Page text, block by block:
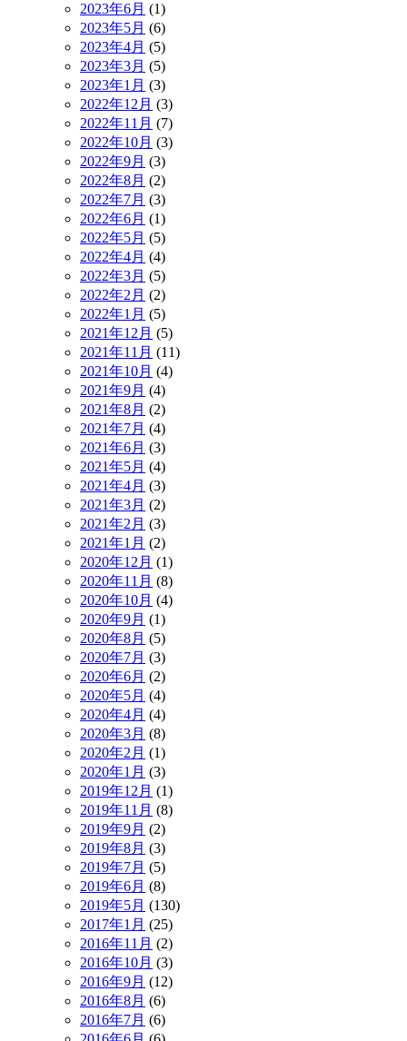
2023年6月 (1)
2023年5月 (6)
2023年4月 (5)
2023年3月 (5)
2023年1月 (3)
2022年12月 (3)
2022年11月 (7)
2022年10月 (3)
2022年9月 (3)
2022年8月 (2)
2022年7月 (3)
2022年6月 (1)
2022年5月 (5)
2022年4月 (4)
2022年3月 (5)
2022年2月 (2)
2022年1月 (5)
2021年12月 (5)
2021年11月 (11)
2021年10月 (4)
2021年9月 (4)
2021年8月 (2)
2021年7月 (4)
2021年6月 (3)
2021年5月 (4)
2021年4月 (3)
2021年3月 (2)
2021年2月 (3)
2021年1月 (2)
2020年12月 (1)
2020年11月 (8)
2020年10月 (4)
2020年9月 (1)
2020年8月 (5)
2020年7月 (3)
2020年6月 (2)
2020年5月 (4)
2020年4月 (4)
2020年3月 (8)
2020年2月 (1)
2020年1月 (3)
2019年12月 (1)
2019年11月 (8)
2019年9月 (2)
2019年8月 (3)
2019年7月 (5)
2019年6月 (8)
2019年5月 (130)
2017年1月 (25)
2016年11月 (2)
2016年10月 (3)
2016年9月 (12)
2016年8月 (6)
2016年7月 (6)